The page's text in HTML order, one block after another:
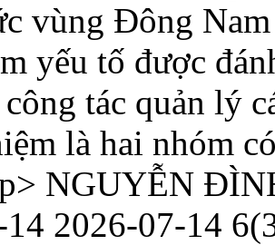
vùng Đông
yếu tố được
tác quản lý
là hai nhóm
NGUYỄN
2026-07-14